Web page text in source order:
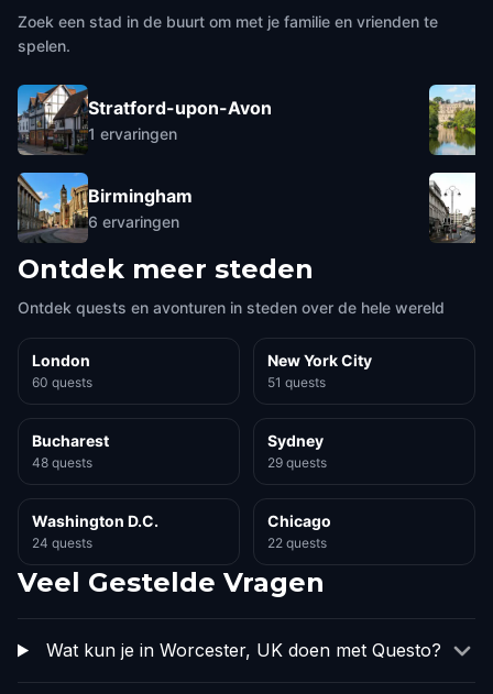
Zoek een stad in de buurt om met je familie en vrienden te
spelen.
Stratford-upon-Avon
1 ervaringen
Birmingham
6 ervaringen
Ontdek meer steden
Ontdek quests en avonturen in steden over de hele wereld
London
60 quests
New York City
51 quests
Bucharest
48 quests
Sydney
29 quests
Washington D.C.
24 quests
Chicago
22 quests
Veel Gestelde Vragen
Wat kun je in Worcester, UK doen met Questo?